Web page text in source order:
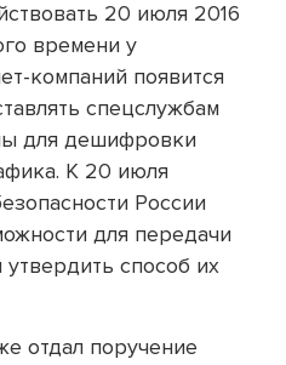
20 июля 2016
времени у
компаний появится
спецслужбам
для дешифровки
К 20 июля
России
для передачи
способ их
отдал поручение